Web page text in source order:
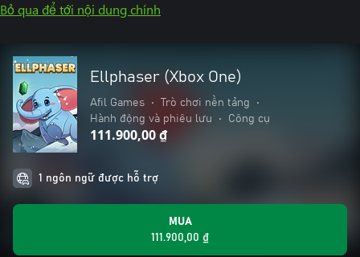
Bỏ qua để tới nội dung chính
Ellphaser (Xbox One)
Afil Games • Trò chơi nền tảng
•
Hành động và phiêu lưu
• Công cụ
111.900,00 ₫
1 ngôn ngữ được hỗ trợ
MUA
111.900,00 ₫